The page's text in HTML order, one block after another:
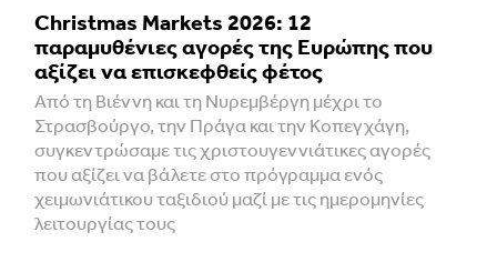
Christmas Markets 2026: 12
παραμυθένιες αγορές της Ευρώπης που
αξίζει να επισκεφθείς φέτος
Από τη Βιέννη και τη Νυρεμβέργη μέχρι το
Στρασβούργο, την Πράγα και την Κοπεγχάγη,
συγκεντρώσαμε τις χριστουγεννιάτικες αγορές
που αξίζει να βάλετε στο πρόγραμμα ενός
χειμωνιάτικου ταξιδιού μαζί με τις ημερομηνίες
λειτουργίας τους